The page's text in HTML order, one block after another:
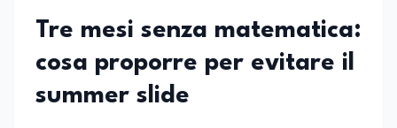
Tre mesi senza matematica:
cosa proporre per evitare il
summer slide